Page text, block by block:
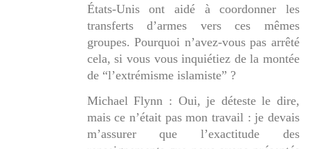
États-Unis ont aidé à coordonner les
transferts d’armes vers ces mêmes
groupes. Pourquoi n’avez-vous pas arrêté
cela, si vous vous inquiétiez de la montée
de “l’extrémisme islamiste” ?
Michael Flynn : Oui, je déteste le dire,
mais ce n’était pas mon travail : je devais
m’assurer que l’exactitude des